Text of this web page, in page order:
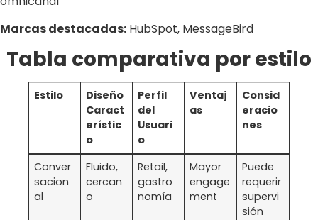
Marcas destacadas: HubSpot, MessageBird
Tabla comparativa por estilo
Estilo
Diseño
Caract
erístic
o
Perfil
del
Usuari
o
Ventaj
as
Consid
eracio
nes
Conver
sacion
al
Fluido,
cercan
o
Retail,
gastro
nomía
Mayor
engage
ment
Puede
requerir
supervi
sión